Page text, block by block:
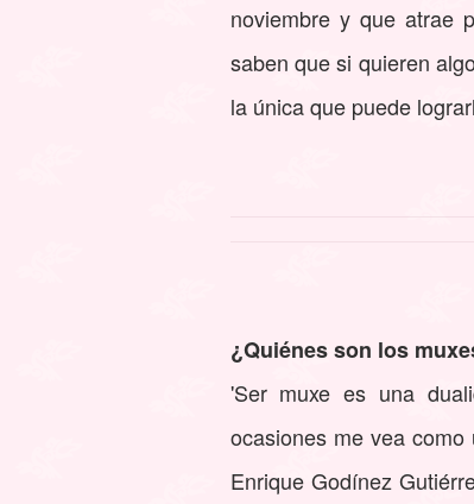
noviembre y que atrae
saben que si quieren
la única que puede
¿Quiénes son los
'Ser muxe es una
ocasiones me vea
Enrique Godínez